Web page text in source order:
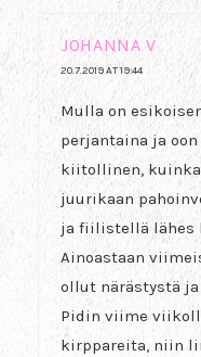
JOHANNA V
20.7.2019 AT 19:44
Mulla on
perjantaina ja
kiitollinen, kuinka
juurikaan
ja fiilistellä lähes
Ainoastaan
ollut närästystä ja
Pidin viime
kirppareita, niin